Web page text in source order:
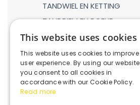
TANDWIEL EN KETTING
TANDRIEM EN POELIE
TANDHEUGEL EN TANDWIEL
LINEAIRE GELEIDINGEN
GASVEREN
KOPPELINGEN
REDUCTIEKASTEN
This website uses cookies
This website uses cookies to improve
user experience. By using our website
you consent to all cookies in
accordance with our Cookie Policy.
Read more